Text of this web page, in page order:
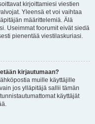
kirjoittamiesi viestien
Yleensä et voi vaihtaa
määrittelemiä. Älä
Useimmat foorumit eivät siedä
pienentää viestilaskuriasi.
kirjautumaan?
muille käyttäjille
jos ylläpitäjä sallii tämän
käyttäjät